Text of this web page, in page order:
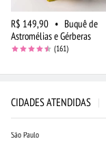
R$ 149,90 • Buquê de
Astromélias e Gérberas
(161)
CIDADES ATENDIDAS |
São Paulo